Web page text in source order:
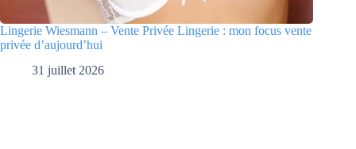
Lingerie Wiesmann – Vente Privée Lingerie : mon focus vente
privée d’aujourd’hui
31 juillet 2026